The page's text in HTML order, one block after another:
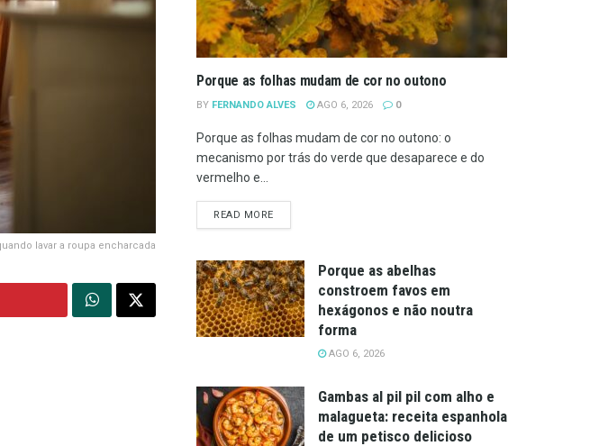
lavar a roupa encharcada
Porque as folhas mudam de cor no outono
BY FERNANDO ALVES AGO 6, 2026 0
Porque as folhas mudam de cor no outono: o
mecanismo por trás do verde que desaparece e do
vermelho e...
READ MOREDETAILS
Porque as abelhas
constroem favos em
hexágonos e não noutra
forma
AGO 6, 2026
Gambas al pil pil com alho e
malagueta: receita espanhola
de um petisco delicioso